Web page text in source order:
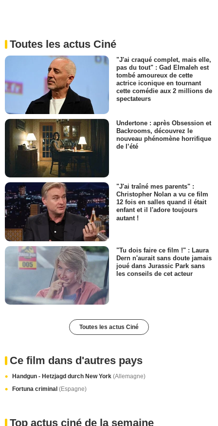
Toutes les actus Ciné
"J'ai craqué complet, mais elle,
pas du tout" : Gad Elmaleh est
tombé amoureux de cette
actrice iconique en tournant
cette comédie aux 2 millions de
spectateurs
Undertone : après Obsession et
Backrooms, découvrez le
nouveau phénomène horrifique
de l’été
"J'ai traîné mes parents" :
Christopher Nolan a vu ce film
12 fois en salles quand il était
enfant et il l'adore toujours
autant !
"Tu dois faire ce film !" : Laura
Dern n'aurait sans doute jamais
joué dans Jurassic Park sans
les conseils de cet acteur
Toutes les actus Ciné
Ce film dans d'autres pays
Handgun - Hetzjagd durch New York (Allemagne)
Fortuna criminal (Espagne)
Top actus ciné de la semaine